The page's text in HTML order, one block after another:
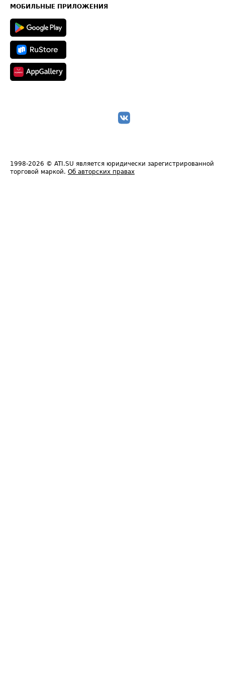
Техническая информация
МОБИЛЬНЫЕ ПРИЛОЖЕНИЯ
1998-2026 © ATI.SU является юридически зарегистрированной
торговой маркой. Об авторских правах